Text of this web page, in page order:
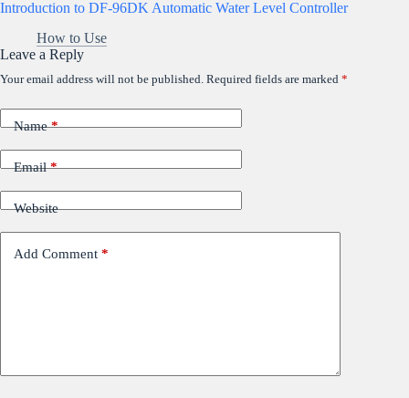
Introduction to DF-96DK Automatic Water Level Controller
How to Use
Leave a Reply
Your email address will not be published. Required fields are marked *
Name*
Email*
Website
Add Comment *